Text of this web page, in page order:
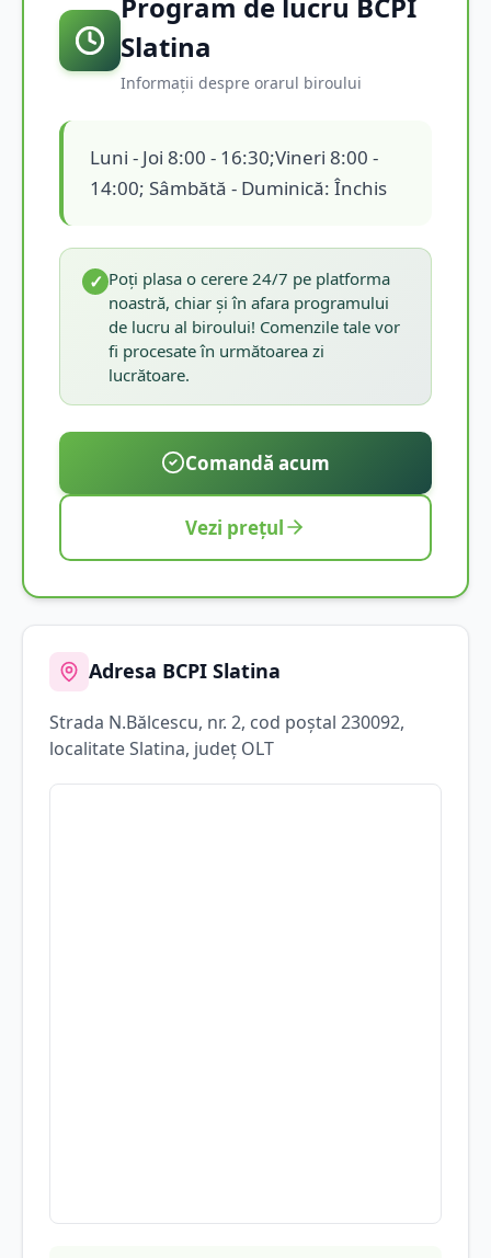
Slatina
Informații despre orarul biroului
Luni - Joi 8:00 - 16:30;Vineri 8:00 -
14:00; Sâmbătă - Duminică: Închis
✓ Poți plasa o cerere 24/7 pe platforma
noastră, chiar și în afara programului
de lucru al biroului! Comenzile tale vor
fi procesate în următoarea zi
lucrătoare.
Comandă acum
Vezi prețul
Adresa BCPI Slatina
Strada N.Bălcescu, nr. 2, cod poștal 230092,
localitateSlatina, județ OLT